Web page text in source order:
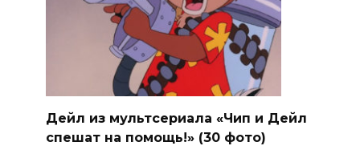
Дейл из мультсериала «Чип и Дейл
спешат на помощь!» (30 фото)